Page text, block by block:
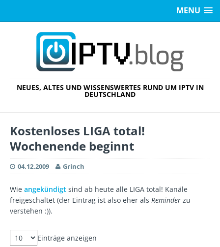
MENU
NEUES, ALTES UND WISSENSWERTES RUND UM IPTV IN
DEUTSCHLAND
Kostenloses LIGA total!
Wochenende beginnt
04.12.2009 Grinch
Wie angekündigt sind ab heute alle LIGA total! Kanäle
freigeschaltet (der Eintrag ist also eher als Reminder zu
verstehen :)).
Einträge anzeigen